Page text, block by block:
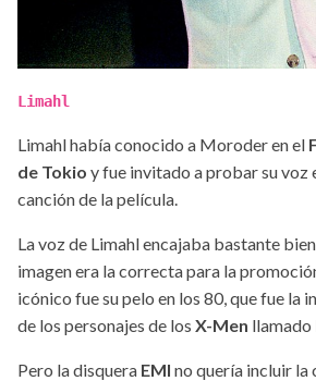
Limahl
Limahl había conocido a Moroder en el
de Tokio y fue invitado a probar su voz
canción de la película.
La voz de Limahl encajaba bastante
imagen era la correcta para la
icónico fue su pelo en los 80, que fue la
de los personajes de los X-Men llamado
Pero la disquera EMI no quería incluir la